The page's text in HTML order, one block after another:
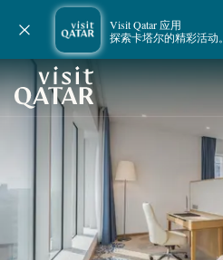
Visit Qatar 应用
探索卡塔尔的精彩活动。
关闭通知
VisitQatar 首页